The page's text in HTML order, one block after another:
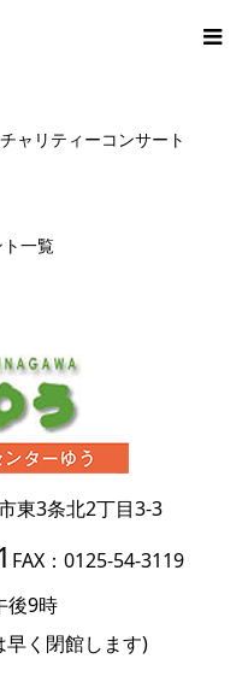
ャリティーコンサート
一覧
東3条北2丁目3-3
FAX：0125-54-3119
後9時
早く閉館します)